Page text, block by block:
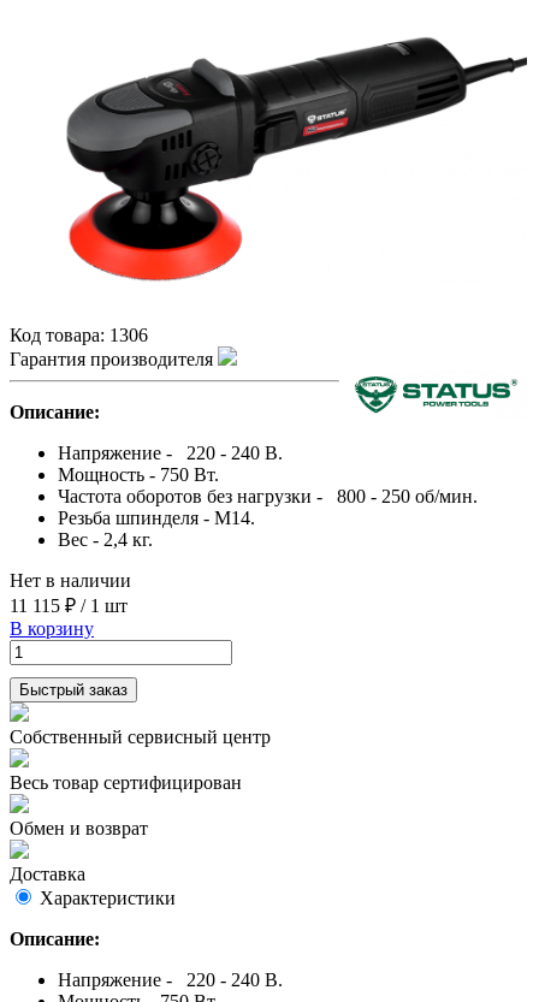
Код товара: 1306
Гарантия производителя
Описание:
Напряжение - 220 - 240 В.
Мощность - 750 Вт.
Частота оборотов без нагрузки - 800 - 250 об/мин.
Резьба шпинделя - М14.
Вес - 2,4 кг.
Нет в наличии
11 115 ₽ / 1 шт
В корзину
Быстрый заказ
Собственный сервисный центр
Весь товар сертифицирован
Обмен и возврат
Доставка
Характеристики
Описание:
Напряжение - 220 - 240 В.